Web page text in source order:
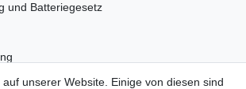
und Batteriegesetz
unserer Website. Einige von diesen sind